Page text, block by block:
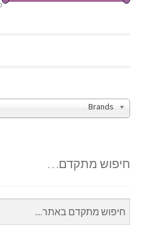
Brands
חיפוש מתקדם…